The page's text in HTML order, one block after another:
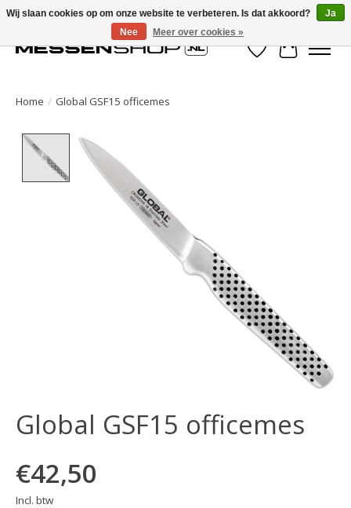
Verlanglijst
Home / Global GSF15 officemes
Product image slideshow Items
Global GSF15 officemes
€42,50
Incl. btw
Wij slaan cookies op om onze website te verbeteren. Is dat akkoord?
Ja
Nee
Meer over cookies »